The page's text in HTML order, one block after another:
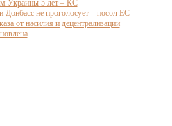
Украины 5 лет – КС
не проголосует – посол ЕС
от насилия и децентрализации